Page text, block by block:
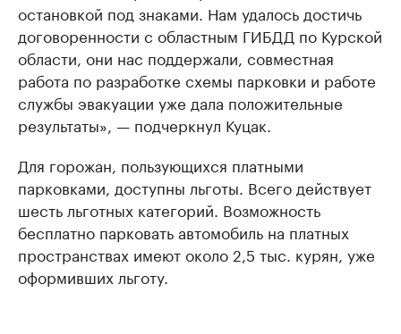
остановкой под знаками. Нам удалось достичь
договоренности с областным ГИБДД по Курской
области, они нас поддержали, совместная
работа по разработке схемы парковки и работе
службы эвакуации уже дала положительные
результаты», — подчеркнул Куцак.
Для горожан, пользующихся платными
парковками, доступны льготы. Всего действует
шесть льготных категорий. Возможность
бесплатно парковать автомобиль на платных
пространствах имеют около 2,5 тыс. курян, уже
оформивших льготу.